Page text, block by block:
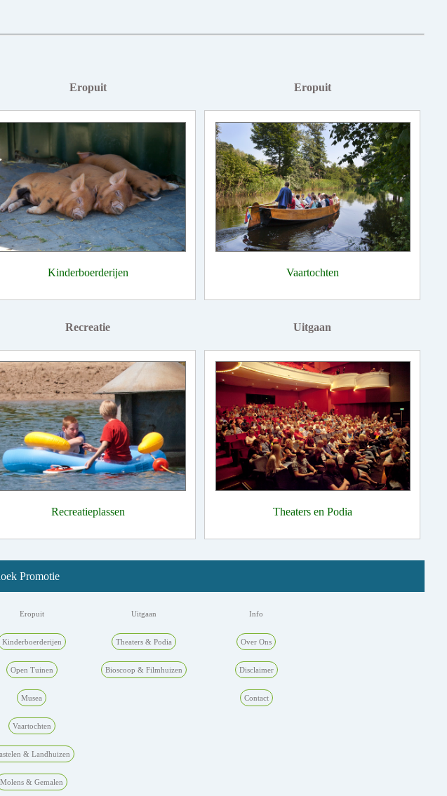
Eropuit
Kinderboerderijen
Eropuit
Vaartochten
Recreatie
Recreatieplassen
Uitgaan
Theaters en Podia
Promotie
Eropuit
Kinderboerderijen
Open Tuinen
Musea
Vaartochten
& Landhuizen
Molens & Gemalen
Uitgaan
Theaters & Podia
Bioscoop & Filmhuizen
Info
Over Ons
Disclaimer
Contact